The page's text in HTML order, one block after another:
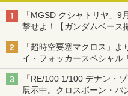
「MGSD クシャトリヤ」9
撃せよ！【ガンダムベース
「超時空要塞マクロス」
イ・フォッカースペシャル
「RE/100 1/100 デナン・
展示中。クロスボーン・バ